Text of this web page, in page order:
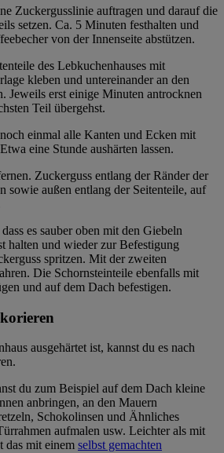
Zuckergusslinie auftragen und darauf die
setzen. Ca. 5 Minuten festhalten und
von der Innenseite abstützen.
des Lebkuchenhauses mit
kleben und untereinander an den
Jeweils erst einige Minuten antrocknen
Teil übergehst.
einmal alle Kanten und Ecken mit
eine Stunde aushärten lassen.
Zuckerguss entlang der Ränder der
sowie außen entlang der Seitenteile, auf
es sauber oben mit den Giebeln
halten und wieder zur Befestigung
spritzen. Mit der zweiten
Die Schornsteinteile ebenfalls mit
und auf dem Dach befestigen.
ausgehärtet ist, kannst du es nach
du zum Beispiel auf dem Dach kleine
anbringen, an den Mauern
Schokolinsen und Ähnliches
aufmalen usw. Leichter als mit
das mit einem selbst gemachten